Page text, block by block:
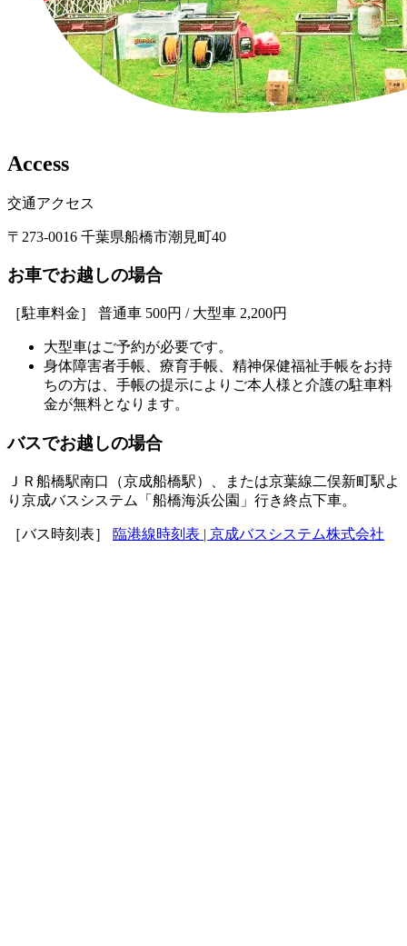
Access
交通アクセス
〒273-0016 千葉県船橋市潮見町40
お車でお越しの場合
［駐車料金］ 普通車 500円 / 大型車 2,200円
大型車はご予約が必要です。
身体障害者手帳、療育手帳、精神保健福祉手帳をお持
ちの方は、手帳の提示によりご本人様と介護の駐車料
金が無料となります。
バスでお越しの場合
ＪＲ船橋駅南口（京成船橋駅）、または京葉線二俣新町駅よ
り京成バスシステム「船橋海浜公園」行き終点下車。
［バス時刻表］ 臨港線時刻表 | 京成バスシステム株式会社